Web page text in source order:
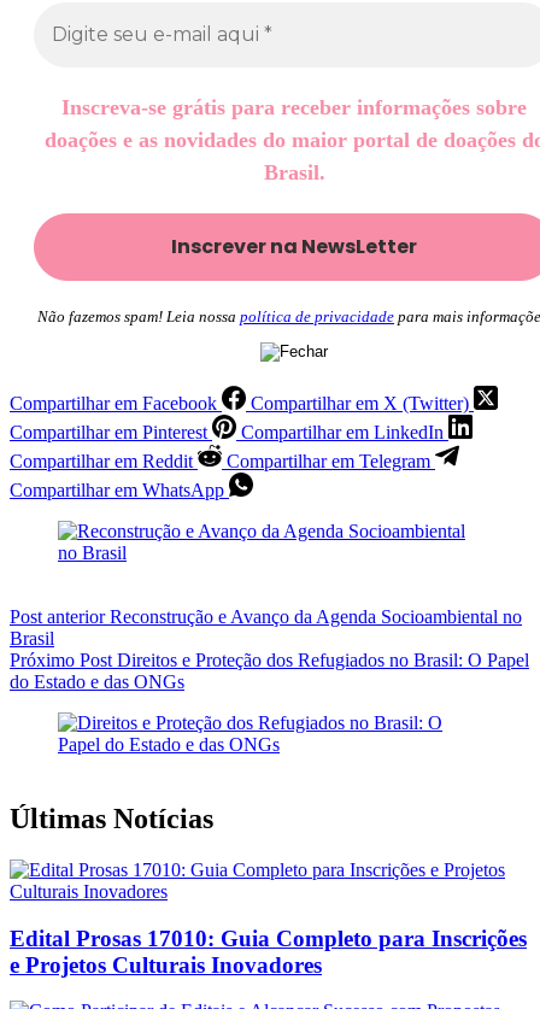
Inscreva-se grátis para receber informações sobre
doações e as novidades do maior portal de doações
Brasil.
Não fazemos spam! Leia nossa política de privacidade para mais
Compartilhar em Facebook
Compartilhar em X (Twitter)
Compartilhar em Pinterest
Compartilhar em LinkedIn
Compartilhar em Reddit
Compartilhar em Telegram
Compartilhar em WhatsApp
Post anteriorReconstrução e Avanço da Agenda Socioambiental no
Brasil
Próximo Post Direitos e Proteção dos Refugiados no Brasil: O Papel
do Estado e das ONGs
Últimas Notícias
Edital Prosas 17010: Guia Completo para Inscrições
e Projetos Culturais Inovadores